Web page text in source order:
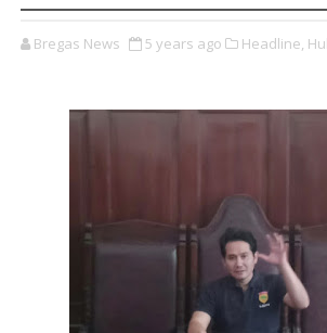
Bregas News 5 years ago Headline,